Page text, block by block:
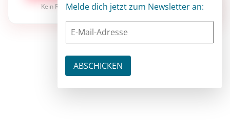
Kein Risiko · jederzeit kündbar
Melde dich jetzt zum Newsletter an: